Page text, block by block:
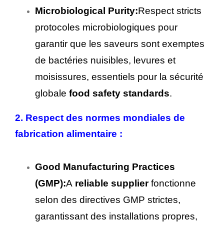
Microbiological Purity:Respect stricts
protocoles microbiologiques pour
garantir que les saveurs sont exemptes
de bactéries nuisibles, levures et
moisissures, essentiels pour la sécurité
globale food safety standards.
2. Respect des normes mondiales de
fabrication alimentaire :
Good Manufacturing Practices
(GMP):A reliable supplierfonctionne
selon des directives GMP strictes,
garantissant des installations propres,